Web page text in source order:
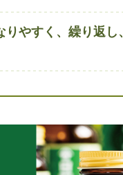
りやすく、繰り返